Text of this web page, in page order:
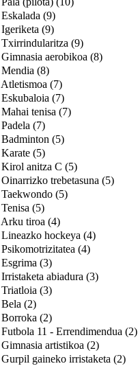
Eskalada (9)
Igeriketa (9)
Txirrindularitza (9)
Gimnasia aerobikoa (8)
Mendia (8)
Atletismoa (7)
Eskubaloia (7)
Mahai tenisa (7)
Padela (7)
Badminton (5)
Karate (5)
Kirol anitza C (5)
Oinarrizko trebetasuna (5)
Taekwondo (5)
Tenisa (5)
Arku tiroa (4)
Lineazko hockeya (4)
Psikomotrizitatea (4)
Esgrima (3)
Irristaketa abiadura (3)
Triatloia (3)
Bela (2)
Borroka (2)
Futbola 11 - Errendimendua (2)
Gimnasia artistikoa (2)
Gurpil gaineko irristaketa (2)